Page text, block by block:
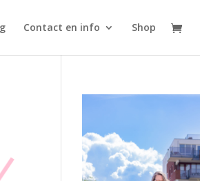
Contact en info Shop